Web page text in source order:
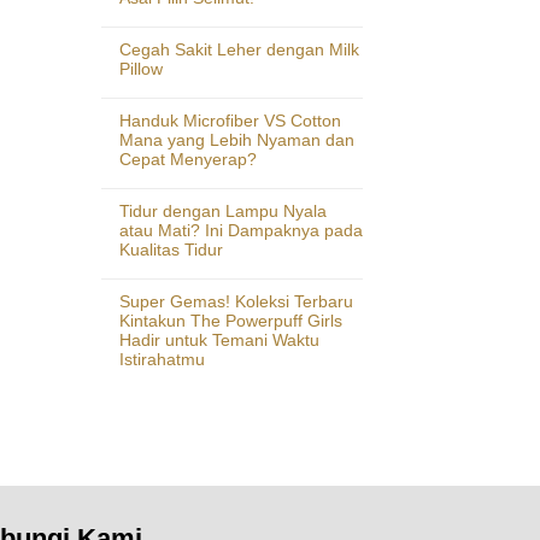
Cegah Sakit Leher dengan Milk
Pillow
Handuk Microfiber VS Cotton
Mana yang Lebih Nyaman dan
Cepat Menyerap?
Tidur dengan Lampu Nyala
atau Mati? Ini Dampaknya pada
Kualitas Tidur
Super Gemas! Koleksi Terbaru
Kintakun The Powerpuff Girls
Hadir untuk Temani Waktu
Istirahatmu